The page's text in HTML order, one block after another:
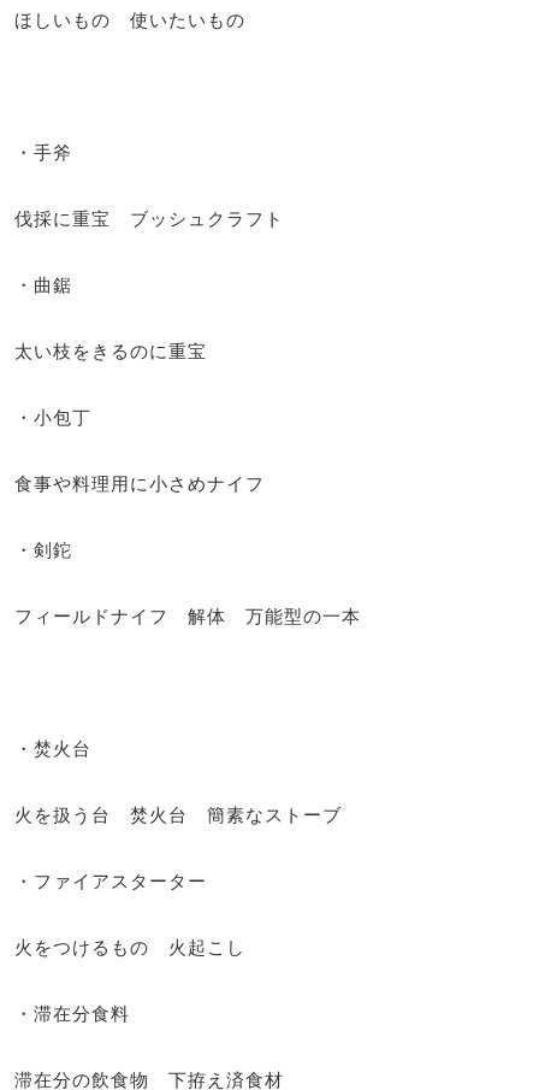
ほしいもの 使いたいもの
・手斧
伐採に重宝 ブッシュクラフト
・曲鋸
太い枝をきるのに重宝
・小包丁
食事や料理用に小さめナイフ
・剣鉈
フィールドナイフ 解体 万能型の一本
・焚火台
火を扱う台 焚火台 簡素なストーブ
・ファイアスターター
火をつけるもの 火起こし
・滞在分食料
滞在分の飲食物 下拵え済食材